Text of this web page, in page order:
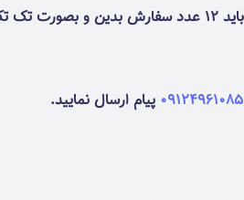
🛍 حداقل خرید بصورت عمده 12 عدد میباشد. { در یک
09124961085 پیام ارسال نمایید.